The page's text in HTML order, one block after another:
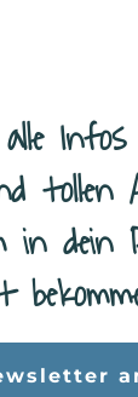
tollen
in dein